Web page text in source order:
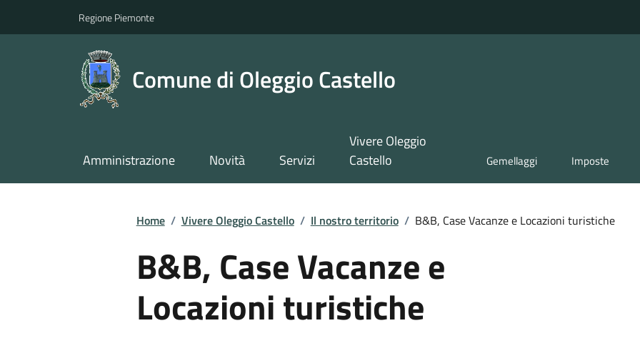
Regione Piemonte
Comune di Oleggio Castello
Amministrazione Novità Servizi
Vivere Oleggio
Castello
Gemellaggi Imposte
Home / Vivere Oleggio Castello / Il nostro territorio / B&B, Case Vacanze e Locazioni turistiche
B&B, Case Vacanze e
Locazioni turistiche